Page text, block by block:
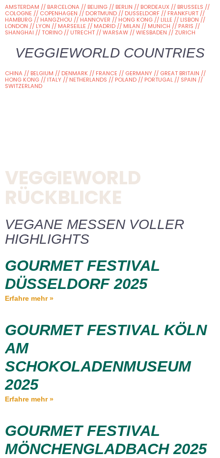
AMSTERDAM // BARCELONA // BEIJING // BERLIN // BORDEAUX // BRUSSELS //
COLOGNE // COPENHAGEN // DORTMUND // DUSSELDORF // FRANKFURT //
HAMBURG // HANGZHOU // HANNOVER // HONG KONG // LILLE // LISBON //
LONDON // LYON // MARSEILLE // MADRID // MILAN // MUNICH // PARIS //
SHANGHAI // TORINO // UTRECHT // WARSAW // WIESBADEN // ZURICH
VEGGIEWORLD COUNTRIES
CHINA // BELGIUM // DENMARK // FRANCE // GERMANY // GREAT BRITAIN //
HONG KONG // ITALY // NETHERLANDS // POLAND // PORTUGAL // SPAIN //
SWITZERLAND
VEGGIEWORLD
RÜCKBLICKE
VEGANE MESSEN VOLLER
HIGHLIGHTS
GOURMET FESTIVAL
DÜSSELDORF 2025
Erfahre mehr »
GOURMET FESTIVAL KÖLN
AM
SCHOKOLADENMUSEUM
2025
Erfahre mehr »
GOURMET FESTIVAL
MÖNCHENGLADBACH 2025